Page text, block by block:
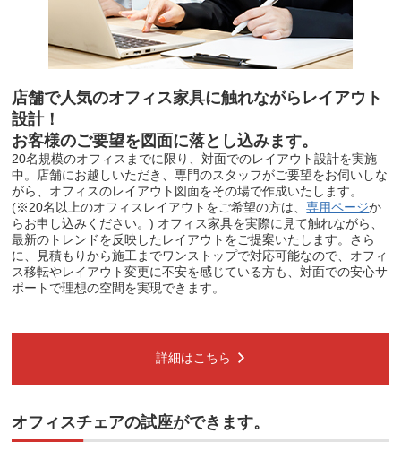
店舗で人気のオフィス家具に触れながらレイアウト
設計！
お客様のご要望を図面に落とし込みます。
20名規模のオフィスまでに限り、対面でのレイアウト設計を実施
中。店舗にお越しいただき、専門のスタッフがご要望をお伺いしな
がら、オフィスのレイアウト図面をその場で作成いたします。
(※20名以上のオフィスレイアウトをご希望の方は、専用ページか
らお申し込みください。) オフィス家具を実際に見て触れながら、
最新のトレンドを反映したレイアウトをご提案いたします。さら
に、見積もりから施工までワンストップで対応可能なので、オフィ
ス移転やレイアウト変更に不安を感じている方も、対面での安心サ
ポートで理想の空間を実現できます。
詳細はこちら
オフィスチェアの試座ができます。